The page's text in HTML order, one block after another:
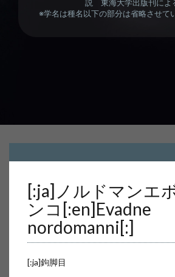
説 東海大学出版刊によ
※学名は種名以下の部分は省略させて
:
/home/users/web16/4/5/0240654/
sakata/wp-content/themes/wp-simple/parts/
[:ja]ノルドマンエ
ンコ[:en]Evadne
nordomanni[:]
[:ja]鉤脚目